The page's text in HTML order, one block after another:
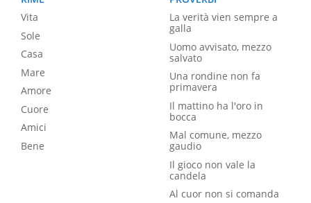
Vita
Sole
Casa
Mare
Amore
Cuore
Amici
Bene
La verità vien sempre a
galla
Uomo avvisato, mezzo
salvato
Una rondine non fa
primavera
Il mattino ha l'oro in
bocca
Mal comune, mezzo
gaudio
Il gioco non vale la
candela
Al cuor non si comanda